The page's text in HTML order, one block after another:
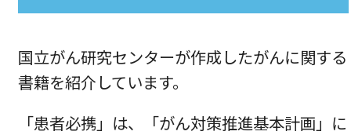
国立がん研究センターが作成したがんに関する
書籍を紹介しています。
「患者必携」は、「がん対策推進基本計画」に